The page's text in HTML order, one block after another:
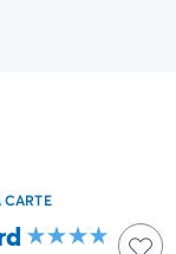
CARTE